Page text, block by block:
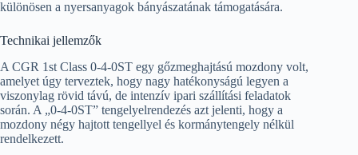
különösen a nyersanyagok bányászatának támogatására.
Technikai jellemzők
A CGR 1st Class 0-4-0ST egy gőzmeghajtású mozdony volt,
amelyet úgy terveztek, hogy nagy hatékonyságú legyen a
viszonylag rövid távú, de intenzív ipari szállítási feladatok
során. A „0-4-0ST” tengelyelrendezés azt jelenti, hogy a
mozdony négy hajtott tengellyel és kormánytengely nélkül
rendelkezett.